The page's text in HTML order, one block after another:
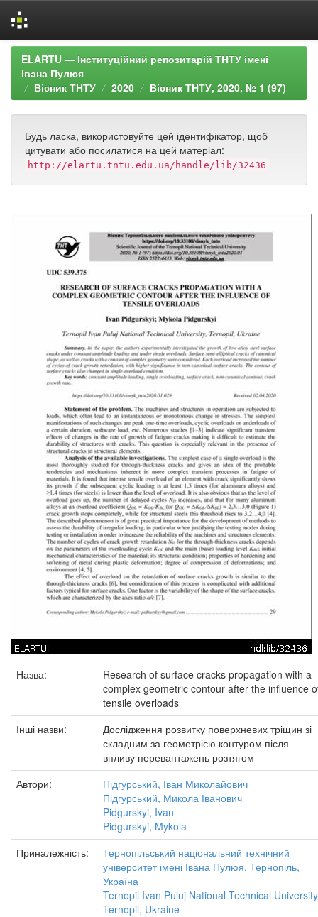
Skip
navigation
ELARTU — Інституційний репозитарій ТНТУ імені
Івана Пулюя
Вісник ТНТУ
2020 Вісник ТНТУ, 2020, № 1 (97)
Будь ласка, використовуйте цей ідентифікатор, щоб
цитувати або посилатися на цей матеріал:
http://elartu.tntu.edu.ua/handle/lib/32436
Назва:
Research of surface cracks propagation with a
complex geometric contour after the influence
tensile overloads
Інші назви:
Дослідження розвитку поверхневих тріщин зі
складним за геометрією контуром після
впливу перевантажень розтягом
Автори:
Підгурський, Іван Миколайович
Підгурський, Микола Іванович
Pidgurskyi, Ivan
Pidgurskyi, Mykola
Приналежність:
Тернопільський національний технічний
університет імені Івана Пулюя, Тернопіль,
Україна
Ternopil Ivan Puluj National Technical
Ternopil, Ukraine